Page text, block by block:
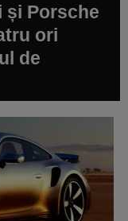
și Porsche
ori
de